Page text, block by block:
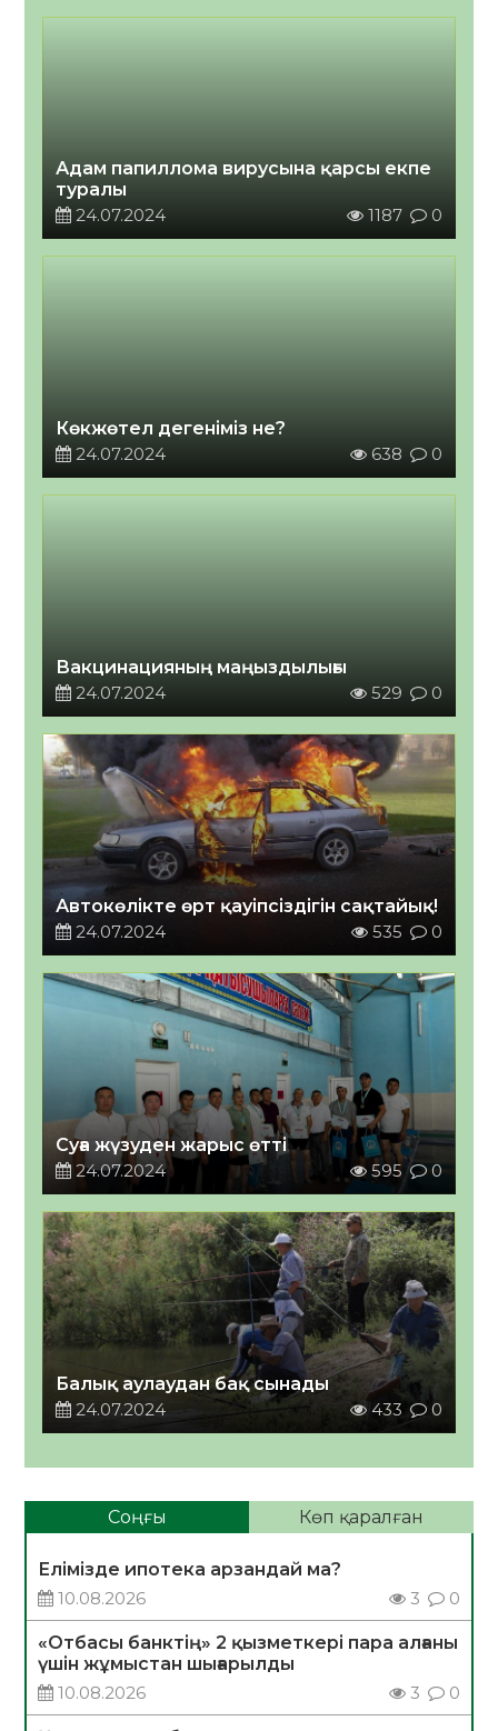
Адам папиллома вирусына қарсы екпе
туралы
24.07.2024
1187 0
Көкжөтел дегеніміз не?
24.07.2024
638 0
Вакцинацияның маңыздылығы
24.07.2024
529 0
Автокөлікте өрт қауіпсіздігін сақтайық!
24.07.2024
535 0
Суға жүзуден жарыс өтті
24.07.2024
595 0
Балық аулаудан бақ сынады
24.07.2024
433 0
Соңғы Көп қаралған
Елімізде ипотека арзандай ма?
10.08.2026
3 0
«Отбасы банктің» 2 қызметкері пара алғаны
үшін жұмыстан шығарылды
10.08.2026
3 0